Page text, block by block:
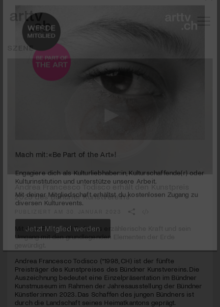
SZENE
seconds
seconds
Andrea Francesco Todisco erhält den Kunstpreis
2023 des Bündner Kunstvereins
Mit dem Preis wird Todiscos erzählerische Kraft und sein
Umgang mit den grundlegenden Elementen der Erde
Andrea Francesco Todisco (*1998, CH) ist der fünfte
Preisträger des Kunstpreises des Bündner Kunstvereins. Die
Auszeichnung bedeutet eine Einzelpräsentation im Bündner
Kunstmuseum im Rahmen der Jahresausstellung der Bündner
Künstler:innen 2023. Das Schaffen des jungen Bündners ist
durch die Landschaft seines Heimatkantons geprägt.
Mach mit: «Be Part of the Art»!
Kulturinstitution und unterstütze unsere Arbeit.